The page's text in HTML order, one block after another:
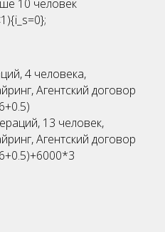
10 человек
4 человека,
Агентский договор
13 человек,
Агентский договор